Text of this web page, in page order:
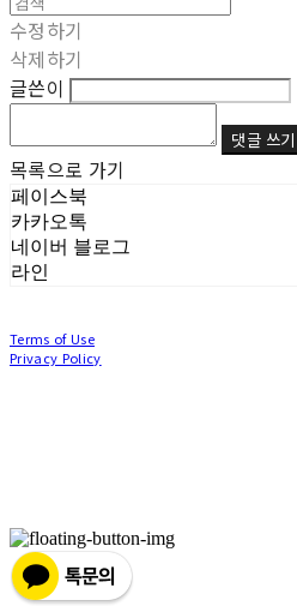
수정하기
삭제하기
글쓴이
댓글 쓰기
목록으로 가기
페이스북
카카오톡
네이버 블로그
라인
Terms of Use
Privacy Policy